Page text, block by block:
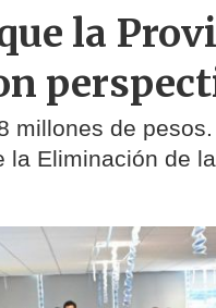
la
millones de
la Eliminación de